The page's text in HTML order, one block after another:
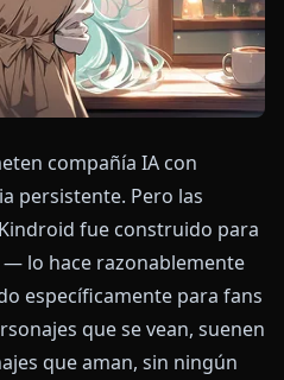
compañía IA con
persistente. Pero las
fue construido para
lo hace razonablemente
específicamente para fans
que se vean, suenen
que aman, sin ningún